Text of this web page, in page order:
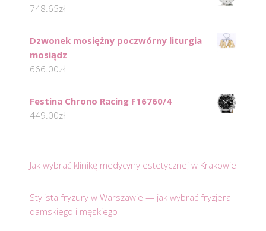
748.65zł
Dzwonek mosiężny poczwórny liturgia
mosiądz
666.00zł
Festina Chrono Racing F16760/4
449.00zł
Jak wybrać klinikę medycyny estetycznej w Krakowie
Stylista fryzury w Warszawie — jak wybrać fryzjera
damskiego i męskiego